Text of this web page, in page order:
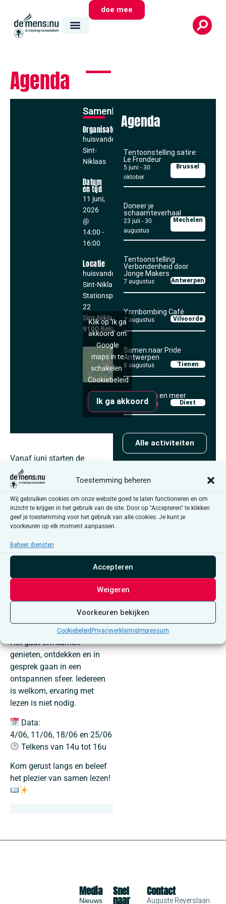
Toestemming beheren
Wij gebruiken cookies om onze website goed te laten functioneren en om
inzicht te krijgen in het gebruik van de site. Door op "Accepteren" te klikken
geef je toestemming voor het gebruik van alle cookies. Je kunt je
voorkeuren op elk moment aanpassen.
Beheer diensten
Accepteren
Weigeren
Voorkeuren bekijken
Cookiebeleid Privacyverklaring Impressum
doe mee
Agenda
SamenLezen
Organisator
huisvandeMens
Sint-
Niklaas
Datum
en tijd
11 juni,
2026
@
14:00 -
16:00
Locatie
huisvandeMens
Sint-Niklaas
Stationsplein
22
Sint-Niklaas
ovl
9100 België
Klik op 'Ik ga
akkoord' om
Google
maps in te
schakelen
Cookiebeleid
Ik ga akkoord
Vanaf juni starten de
Samenlezen-sessies weer!
Zin om je even onder te
dompelen in mooie verhalen
en die samen te beleven?
we korte verhalen hardop
met elkaar en nemen we de
tijd om erover te praten.
Luisteren of meepraten—
alles mag, niets moet. Je
hoeft zelf niets voor te
bereiden of voor te lezen.
Het gaat om samen
genieten, ontdekken en in
gesprek gaan in een
ontspannen sfeer. Iedereen
is welkom, ervaring met
lezen is niet nodig.
Data:
4/06, 11/06, 18/06 en 25/06
Telkens van 14u tot 16u
Kom gerust langs en beleef
het plezier van samen lezen!
Agenda
Tentoonstelling satire:
Le Frondeur
5 juni - 30
oktober
Brussel
Doneer je
schaamteverhaal
23 juli - 30
augustus
Mechelen
Tentoonstelling
Verbondenheid door
Jonge Makers
7 augustus Antwerpen
Yarnbombing Café
7 augustus Vilvoorde
Samen naar Pride
Antwerpen
8 augustus Tienen
Koffieklets en meer
10 augustus Diest
Alle activiteiten
Snel
naar
Media
Nieuws
Contact
Auguste Reyerslaan